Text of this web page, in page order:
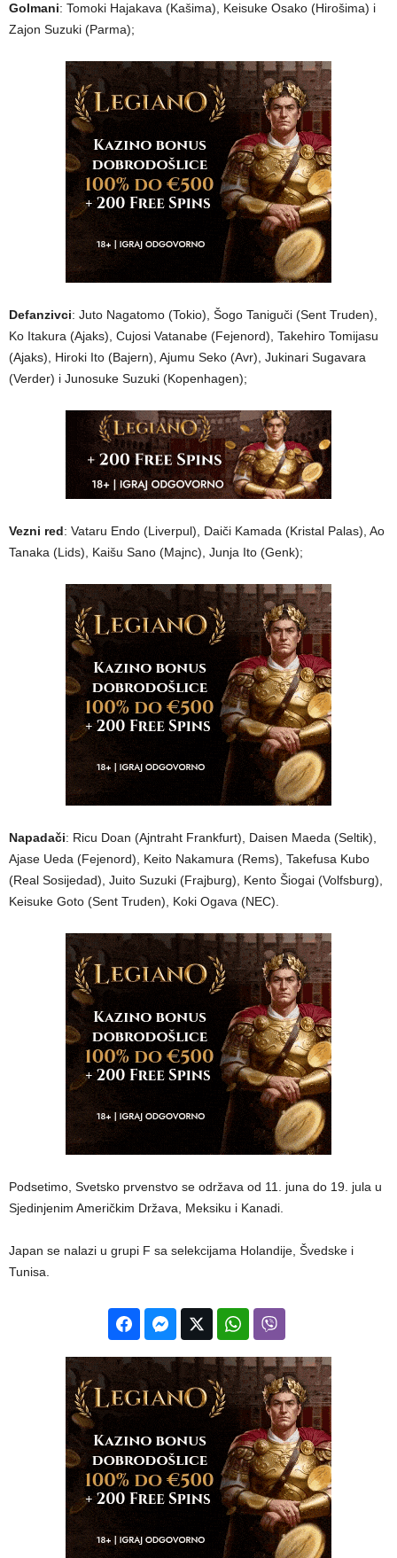
Golmani: Tomoki Hajakava (Kašima), Keisuke Osako (Hirošima) i
Zajon Suzuki (Parma);
Defanzivci: Juto Nagatomo (Tokio), Šogo Taniguči (Sent Truden),
Ko Itakura (Ajaks), Cujosi Vatanabe (Fejenord), Takehiro Tomijasu
(Ajaks), Hiroki Ito (Bajern), Ajumu Seko (Avr), Jukinari Sugavara
(Verder) i Junosuke Suzuki (Kopenhagen);
Vezni red: Vataru Endo (Liverpul), Daiči Kamada (Kristal Palas), Ao
Tanaka (Lids), Kaišu Sano (Majnc), Junja Ito (Genk);
Napadači: Ricu Doan (Ajntraht Frankfurt), Daisen Maeda (Seltik),
Ajase Ueda (Fejenord), Keito Nakamura (Rems), Takefusa Kubo
(Real Sosijedad), Juito Suzuki (Frajburg), Kento Šiogai (Volfsburg),
Keisuke Goto (Sent Truden), Koki Ogava (NEC).
Podsetimo, Svetsko prvenstvo se održava od 11. juna do 19. jula u
Sjedinjenim Američkim Država, Meksiku i Kanadi.
Japan se nalazi u grupi F sa selekcijama Holandije, Švedske i
Tunisa.